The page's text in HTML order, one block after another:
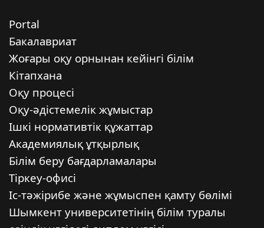
Portal
Бакалавриат
Жоғары оқу орнынан кейінгі білім
Кітапхана
Оқу процесі
Оқу-әдістемелік жұмыстар
Ішкі нормативтік құжаттар
Академиялық ұтқырлық
Білім беру бағдарламалары
Тіркеу-офисі
Іс-тәжірибе және жұмыспен қамту бөлімі
Шымкент университетінің білім туралы